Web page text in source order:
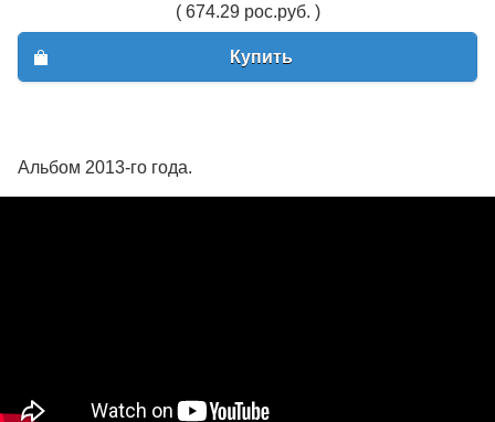
( 674.29 рос.руб. )
Купить
Альбом 2013-го года.